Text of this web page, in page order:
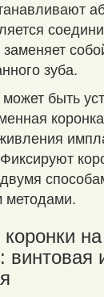
зуба.
быть
методами.
на
винтовая